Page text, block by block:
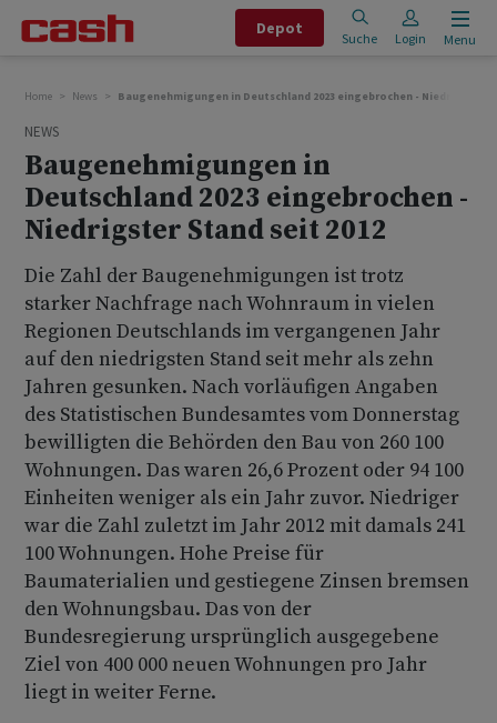
Depot
Suche Login Menu
Home News Baugenehmigungen in Deutschland 2023 eingebrochen - Niedrigster
NEWS
Baugenehmigungen in
Deutschland 2023 eingebrochen -
Niedrigster Stand seit 2012
Die Zahl der Baugenehmigungen ist trotz
starker Nachfrage nach Wohnraum in vielen
Regionen Deutschlands im vergangenen Jahr
auf den niedrigsten Stand seit mehr als zehn
Jahren gesunken. Nach vorläufigen Angaben
des Statistischen Bundesamtes vom Donnerstag
bewilligten die Behörden den Bau von 260 100
Wohnungen. Das waren 26,6 Prozent oder 94 100
Einheiten weniger als ein Jahr zuvor. Niedriger
war die Zahl zuletzt im Jahr 2012 mit damals 241
100 Wohnungen. Hohe Preise für
Baumaterialien und gestiegene Zinsen bremsen
den Wohnungsbau. Das von der
Bundesregierung ursprünglich ausgegebene
Ziel von 400 000 neuen Wohnungen pro Jahr
liegt in weiter Ferne.